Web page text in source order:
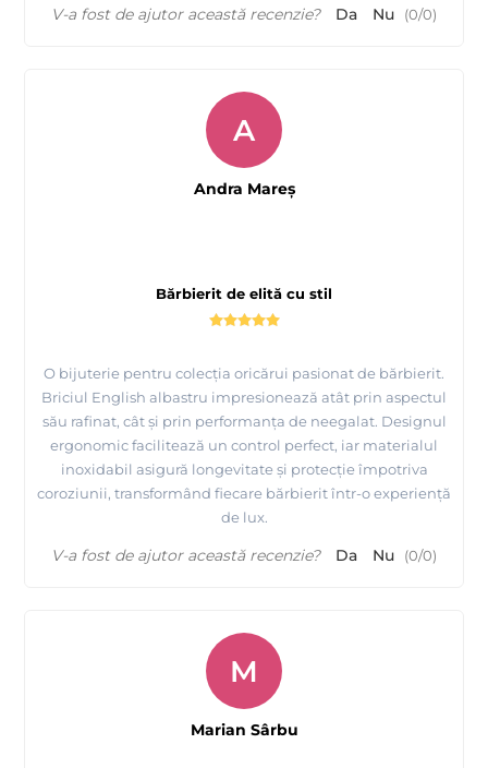
V-a fost de ajutor această recenzie? Da Nu (0/0)
Bărbierit de elită cu stil
O bijuterie pentru colecția oricărui pasionat de bărbierit.
Briciul English albastru impresionează atât prin aspectul
său rafinat, cât și prin performanța de neegalat. Designul
ergonomic facilitează un control perfect, iar materialul
inoxidabil asigură longevitate și protecție împotriva
coroziunii, transformând fiecare bărbierit într-o experiență
de lux.
A
Andra Mareş
V-a fost de ajutor această recenzie? Da Nu (0/0)
M
Marian Sârbu